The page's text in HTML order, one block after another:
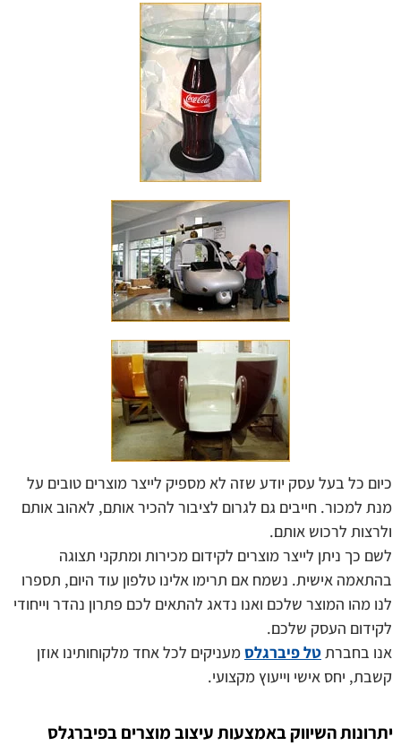
כיום כל בעל עסק יודע שזה לא מספיק לייצר מוצרים טובים על
מנת למכור. חייבים גם לגרום לציבור להכיר אותם, לאהוב אותם
ולרצות לרכוש אותם.
לשם כך ניתן לייצר מוצרים לקידום מכירות ומתקני תצוגה
בהתאמה אישית. נשמח אם תרימו אלינו טלפון עוד היום, תספרו
לנו מהו המוצר שלכם ואנו נדאג להתאים לכם פתרון נהדר וייחודי
לקידום העסק שלכם.
אנו בחברתטל פיברגלסמעניקים לכל אחד מלקוחותינו אוזן
קשבת, יחס אישי וייעוץ מקצועי.
יתרונות השיווק באמצעות עיצוב מוצרים בפיברגלס